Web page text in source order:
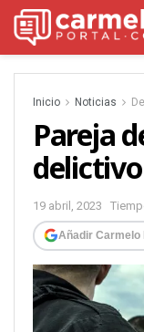
Inicio Noticias
Pareja
delictivo
19 abril, 2023
Añadir Carmelo